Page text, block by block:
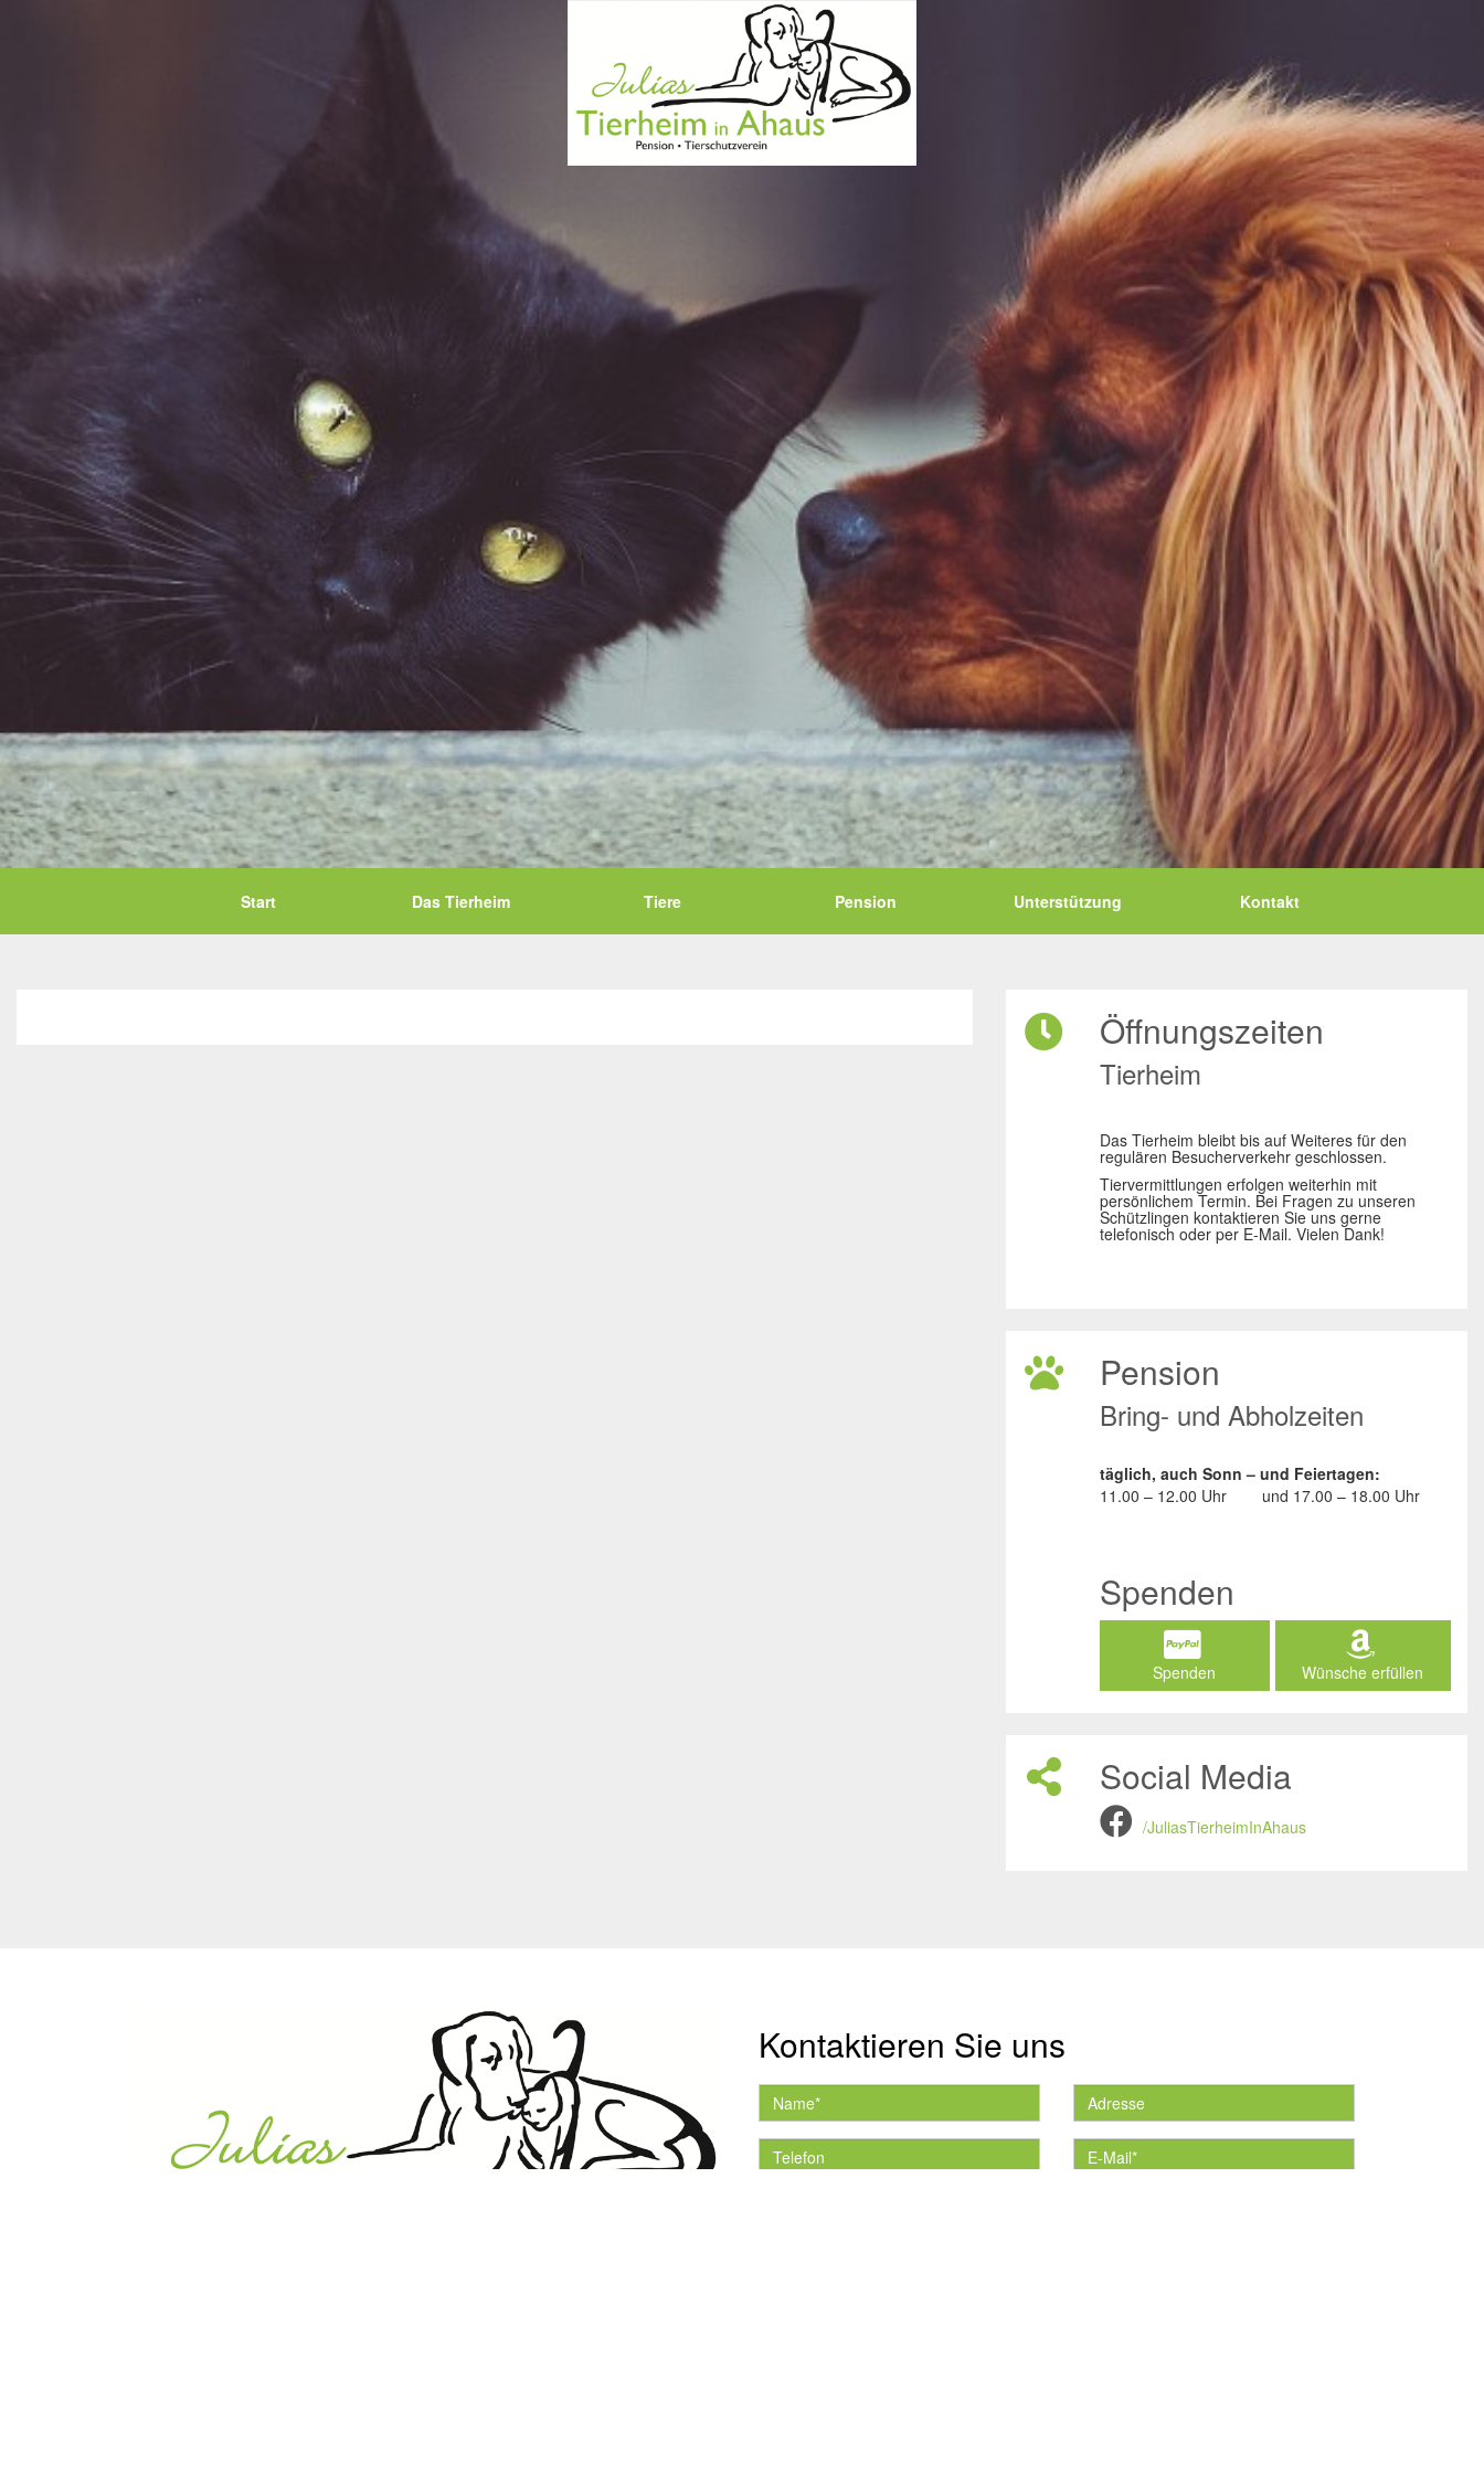
Start Das Tierheim Tiere Pension Unterstützung Kontakt
Öffnungszeiten
Tierheim
Das Tierheim bleibt bis auf Weiteres für den
regulären Besucherverkehr geschlossen.
Tiervermittlungen erfolgen weiterhin mit
persönlichem Termin. Bei Fragen zu unseren
Schützlingen kontaktieren Sie uns gerne
telefonisch oder per E-Mail. Vielen Dank!
Pension
Bring- und Abholzeiten
täglich, auch Sonn – und Feiertagen:
11.00 – 12.00 Uhr
und 17.00 – 18.00 Uhr
Spenden
Spenden Wünsche erfüllen
Social Media
/JuliasTierheimInAhaus
Kontaktieren Sie uns